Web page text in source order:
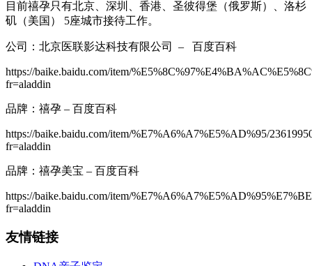
目前禧孕只有北京、深圳、香港、圣彼得堡（俄罗斯）、洛杉
矶（美国） 5座城市接待工作。
公司：北京医联影达科技有限公司 – 百度百科
https://baike.baidu.com/item/
fr=aladdin
品牌：禧孕 – 百度百科
https://baike.baidu.com/item/%E7%A6%A7%E5%AD%95/
fr=aladdin
品牌：禧孕美宝 – 百度百科
https://baike.baidu.com/item/
fr=aladdin
友情链接